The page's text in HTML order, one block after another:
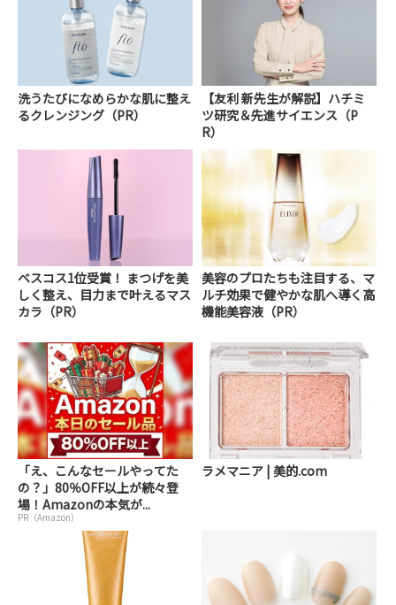
洗うたびになめらかな肌に整え
るクレンジング（PR）
【友利 新先生が解説】ハチミ
ツ研究＆先進サイエンス（P
R）
ベスコス1位受賞！ まつげを美
しく整え、目力まで叶えるマス
カラ（PR）
美容のプロたちも注目する、マ
ルチ効果で健やかな肌へ導く高
機能美容液（PR）
「え、こんなセールやってた
の？」80％OFF以上が続々登
場！Amazonの本気が...
PR（Amazon）
ラメマニア | 美的.com